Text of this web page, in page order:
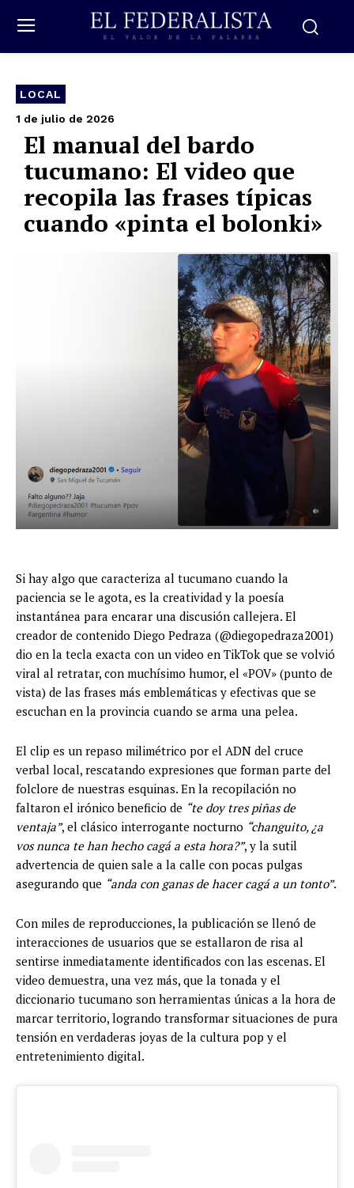
LOCAL
1 de julio de 2026
El manual del bardo
tucumano: El video que
recopila las frases típicas
cuando «pinta el bolonki»
Si hay algo que caracteriza al tucumano cuando la
paciencia se le agota, es la creatividad y la poesía
instantánea para encarar una discusión callejera. El
creador de contenido Diego Pedraza (@diegopedraza2001)
dio en la tecla exacta con un video en TikTok que se volvió
viral al retratar, con muchísimo humor, el «POV» (punto de
vista) de las frases más emblemáticas y efectivas que se
escuchan en la provincia cuando se arma una pelea.
El clip es un repaso milimétrico por el ADN del cruce
verbal local, rescatando expresiones que forman parte del
folclore de nuestras esquinas. En la recopilación no
faltaron el irónico beneficio de “te doy tres piñas de
ventaja”, el clásico interrogante nocturno “changuito, ¿a
vos nunca te han hecho cagá a esta hora?”, y la sutil
advertencia de quien sale a la calle con pocas pulgas
asegurando que “anda con ganas de hacer cagá a un tonto”.
Con miles de reproducciones, la publicación se llenó de
interacciones de usuarios que se estallaron de risa al
sentirse inmediatamente identificados con las escenas. El
video demuestra, una vez más, que la tonada y el
diccionario tucumano son herramientas únicas a la hora de
marcar territorio, logrando transformar situaciones de pura
tensión en verdaderas joyas de la cultura pop y el
entretenimiento digital.